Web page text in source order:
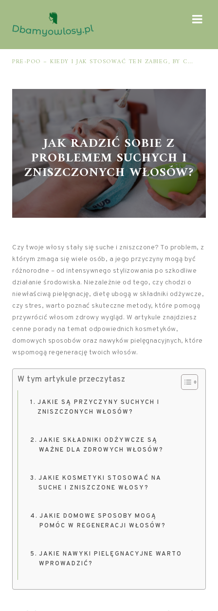
PRE-POO – KIEDY I JAK STOSOWAĆ TEN ZABIEG, BY CHRONIĆ I NAWILŻAĆ WŁOSY PRZED MYCIEM SZAMPONEM
JAK RADZIĆ SOBIE Z
PROBLEMEM SUCHYCH I
ZNISZCZONYCH WŁOSÓW?
Czy twoje włosy stały się suche i zniszczone? To problem, z
którym zmaga się wiele osób, a jego przyczyny mogą być
różnorodne – od intensywnego stylizowania po szkodliwe
działanie środowiska. Niezależnie od tego, czy chodzi o
niewłaściwą pielęgnację, dietę ubogą w składniki odżywcze,
czy stres, warto poznać skuteczne metody, które pomogą
przywrócić włosom zdrowy wygląd. W artykule znajdziesz
cenne porady na temat odpowiednich kosmetyków,
domowych sposobów oraz nawyków pielęgnacyjnych, które
wspomogą regenerację twoich włosów.
W tym artykule przeczytasz
JAKIE SĄ PRZYCZYNY SUCHYCH I
ZNISZCZONYCH WŁOSÓW?
JAKIE SKŁADNIKI ODŻYWCZE SĄ
WAŻNE DLA ZDROWYCH WŁOSÓW?
JAKIE KOSMETYKI STOSOWAĆ NA
SUCHE I ZNISZCZONE WŁOSY?
JAKIE DOMOWE SPOSOBY MOGĄ
POMÓC W REGENERACJI WŁOSÓW?
JAKIE NAWYKI PIELĘGNACYJNE WARTO
WPROWADZIĆ?